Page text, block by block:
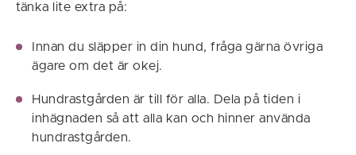
tänka lite extra på:
Innan du släpper in din hund, fråga gärna övriga
ägare om det är okej.
Hundrastgården är till för alla. Dela på tiden i
inhägnaden så att alla kan och hinner använda
hundrastgården.